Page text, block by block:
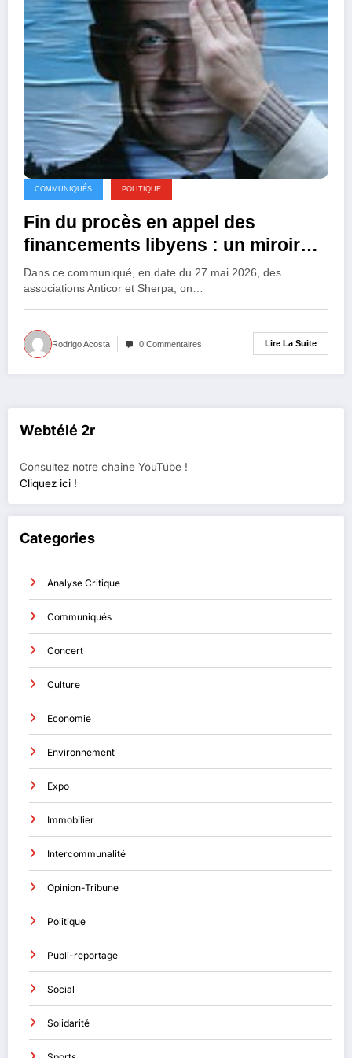
COMMUNIQUÉS POLITIQUE
Fin du procès en appel des
financements libyens : un miroir
tendu à notre démocratie
Dans ce communiqué, en date du 27 mai 2026, des
associations Anticor et Sherpa, on…
Rodrigo Acosta 0 Commentaires Lire La Suite
Webtélé 2r
Consultez notre chaine YouTube !
Cliquez ici !
Categories
Analyse Critique
Communiqués
Concert
Culture
Economie
Environnement
Expo
Immobilier
Intercommunalité
Opinion-Tribune
Politique
Publi-reportage
Social
Solidarité